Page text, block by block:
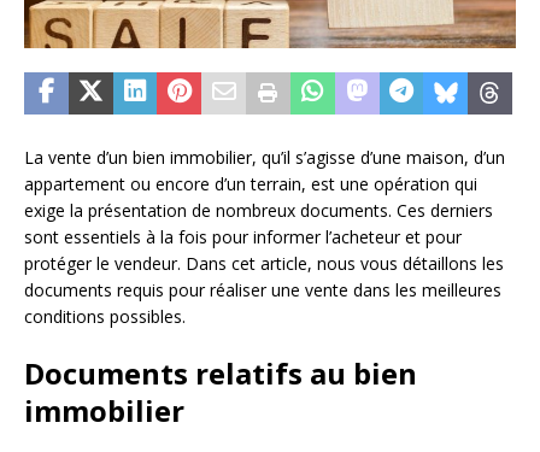
La vente d’un bien immobilier, qu’il s’agisse d’une maison, d’un
appartement ou encore d’un terrain, est une opération qui
exige la présentation de nombreux documents. Ces derniers
sont essentiels à la fois pour informer l’acheteur et pour
protéger le vendeur. Dans cet article, nous vous détaillons les
documents requis pour réaliser une vente dans les meilleures
conditions possibles.
Documents relatifs au bien
immobilier